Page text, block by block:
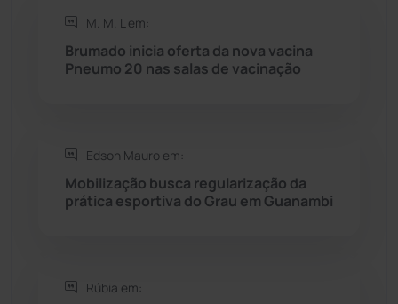
Rio do Antônio
Rio do Pires
Seabra
M. M. L em:
Brumado inicia oferta da nova vacina
Pneumo 20 nas salas de vacinação
Edson Mauro em:
Mobilização busca regularização da
prática esportiva do Grau em Guanambi
Rúbia em: